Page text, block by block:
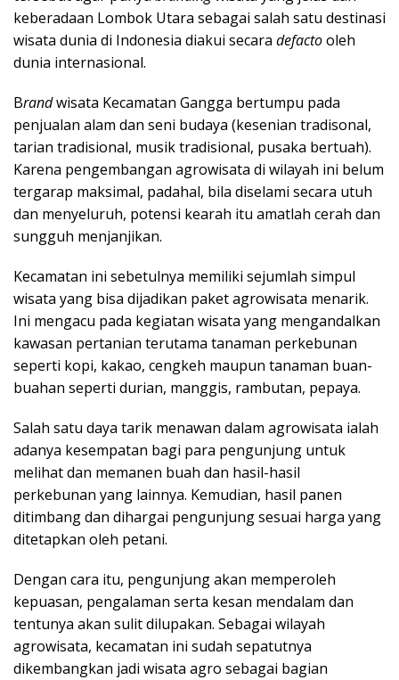
keberadaan Lombok Utara sebagai salah satu destinasi
wisata dunia di Indonesia diakui secara defactooleh
dunia internasional.
Brandwisata Kecamatan Gangga bertumpu pada
penjualan alam dan seni budaya (kesenian tradisonal,
tarian tradisional, musik tradisional, pusaka bertuah).
Karena pengembangan agrowisata di wilayah ini belum
tergarap maksimal, padahal, bila diselami secara utuh
dan menyeluruh, potensi kearah itu amatlah cerah dan
sungguh menjanjikan.
Kecamatan ini sebetulnya memiliki sejumlah simpul
wisata yang bisa dijadikan paket agrowisata menarik.
Ini mengacu pada kegiatan wisata yang mengandalkan
kawasan pertanian terutama tanaman perkebunan
seperti kopi, kakao, cengkeh maupun tanaman buan-
buahan seperti durian, manggis, rambutan, pepaya.
Salah satu daya tarik menawan dalam agrowisata ialah
adanya kesempatan bagi para pengunjung untuk
melihat dan memanen buah dan hasil-hasil
perkebunan yang lainnya. Kemudian, hasil panen
ditimbang dan dihargai pengunjung sesuai harga yang
ditetapkan oleh petani.
Dengan cara itu, pengunjung akan memperoleh
kepuasan, pengalaman serta kesan mendalam dan
tentunya akan sulit dilupakan. Sebagai wilayah
agrowisata, kecamatan ini sudah sepatutnya
dikembangkan jadi wisata agro sebagai bagian